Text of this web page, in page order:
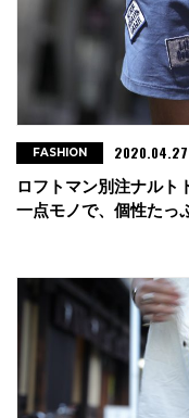
ロフトマン別注ナルト
一点モノで、個性たっ
FASHION 2020.04.27